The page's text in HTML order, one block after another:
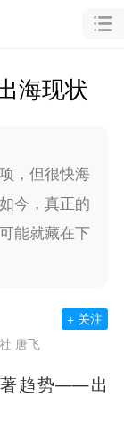
海现状
，但很快海
今，真正的
能就藏在下
唐飞
+ 关注
著趋势——出